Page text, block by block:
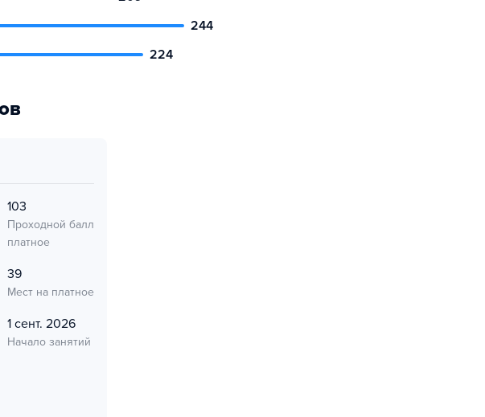
244
224
103
Проходной балл
платное
39
Мест на платное
1 сент. 2026
Начало занятий